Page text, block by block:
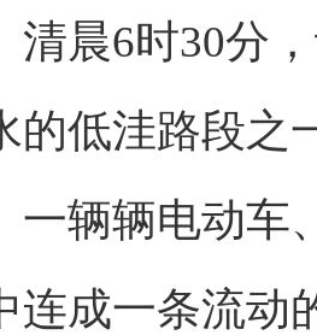
6时30分，
的低洼路段之
辆电动车、
连成一条流动